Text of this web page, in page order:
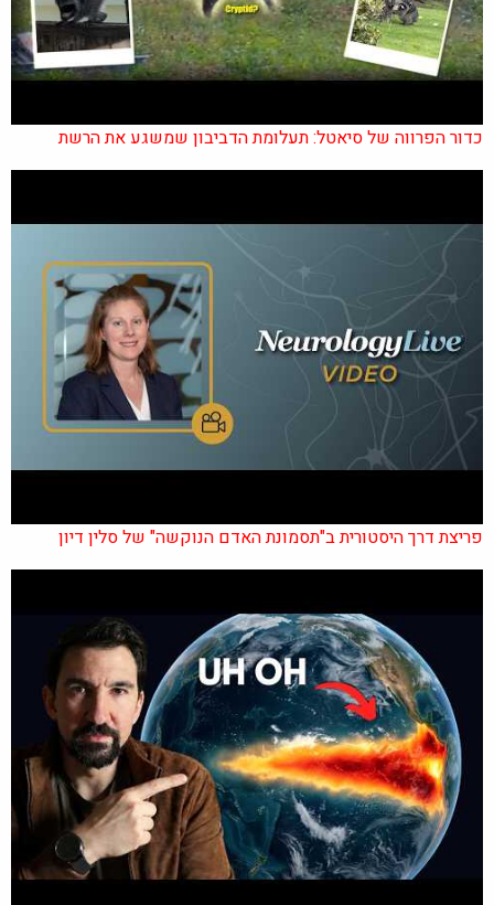
כדור הפרווה של סיאטל: תעלומת הדביבון שמשגע את הרשת
פריצת דרך היסטורית ב"תסמונת האדם הנוקשה" של סלין דיון